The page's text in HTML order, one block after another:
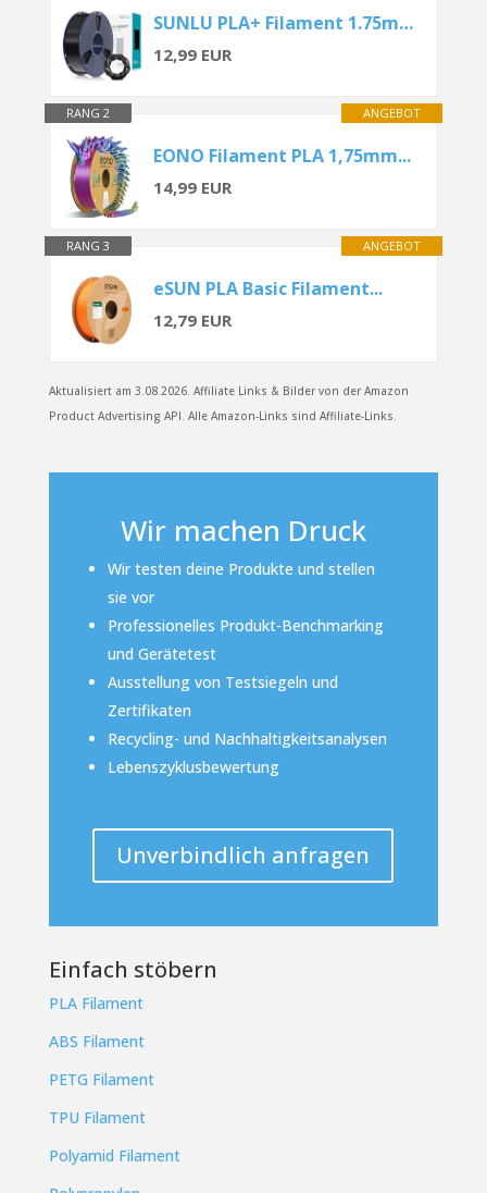
SUNLU PLA+ Filament 1.75mm...
12,99 EUR
ANGEBOT
RANG 2
EONO Filament PLA 1,75mm...
14,99 EUR
ANGEBOT
RANG 3
eSUN PLA Basic Filament...
12,79 EUR
Aktualisiert am 3.08.2026. Affiliate Links & Bilder von der Amazon
Product Advertising API. Alle Amazon-Links sind Affiliate-Links.
Wir machen Druck
Wir testen deine Produkte und stellen
sie vor
Professionelles Produkt-Benchmarking
und Gerätetest
Ausstellung von Testsiegeln und
Zertifikaten
Recycling- und Nachhaltigkeitsanalysen
Lebenszyklusbewertung
Unverbindlich anfragen
Einfach stöbern
PLA Filament
ABS Filament
PETG Filament
TPU Filament
Polyamid Filament